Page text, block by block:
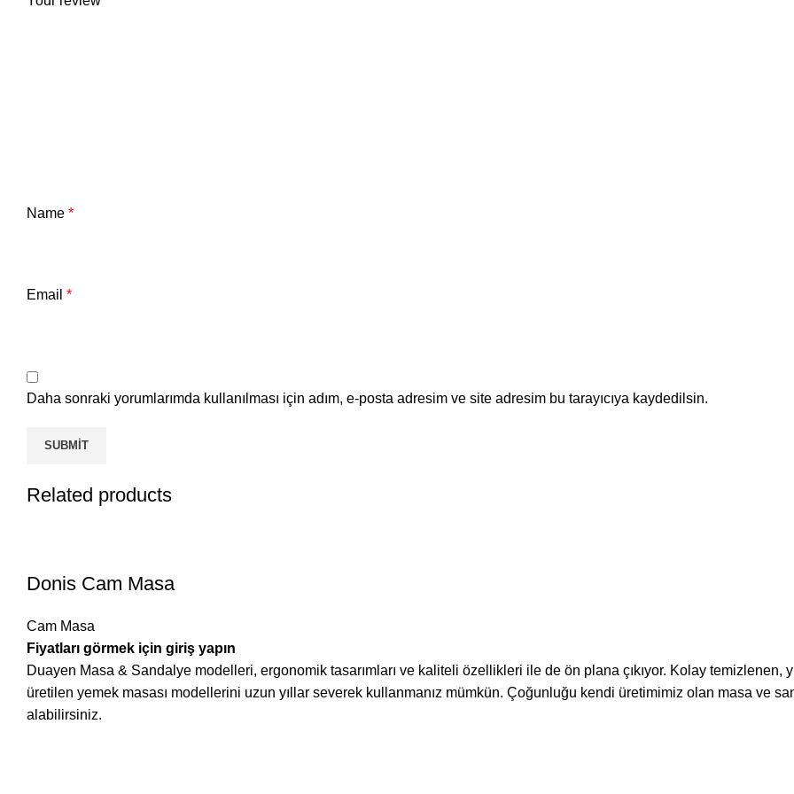
Name *
Email *
Daha sonraki yorumlarımda kullanılması için adım, e-posta adresim ve site adresim bu tarayıcıya kaydedilsin.
Related products
Donis Cam Masa
Cam Masa
Fiyatları görmek için giriş yapın
Duayen Masa & Sandalye modelleri, ergonomik tasarımları ve kaliteli özellikleri ile de ön plana çıkıyor. Kolay temizlenen,
üretilen yemek masası modellerini uzun yıllar severek kullanmanız mümkün. Çoğunluğu kendi üretimimiz olan masa ve
alabilirsiniz.